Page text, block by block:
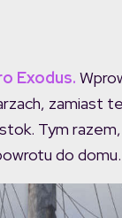
Exodus.
zamiast
Tym
do domu.